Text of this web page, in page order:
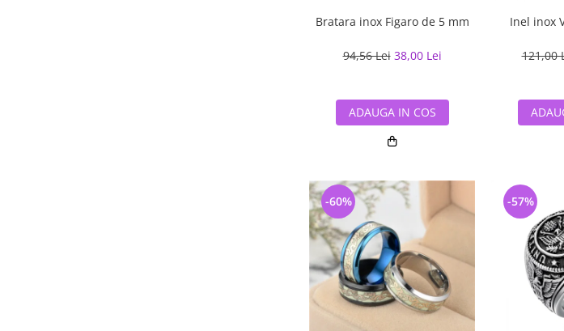
Bratara inox Figaro de 5 mm
94,56 Lei 38,00 Lei
ADAUGA IN COS
Inel inox
121,00
-60% -57%